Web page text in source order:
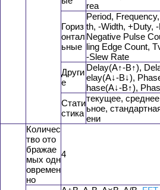
rea
Гориз
онтал
ьные
Period,
th, -Width, +Duty,
Negative Pulse
ling Edge Count,
-Slew Rate
Други
е
Delay(A↑-B↑),
elay(A↓-B↓),
hase(A↓-B↑),
Стати
стика
текущее,
ьное,
ени
Количес
тво ото
бражае
мых одн
овремен
но
4